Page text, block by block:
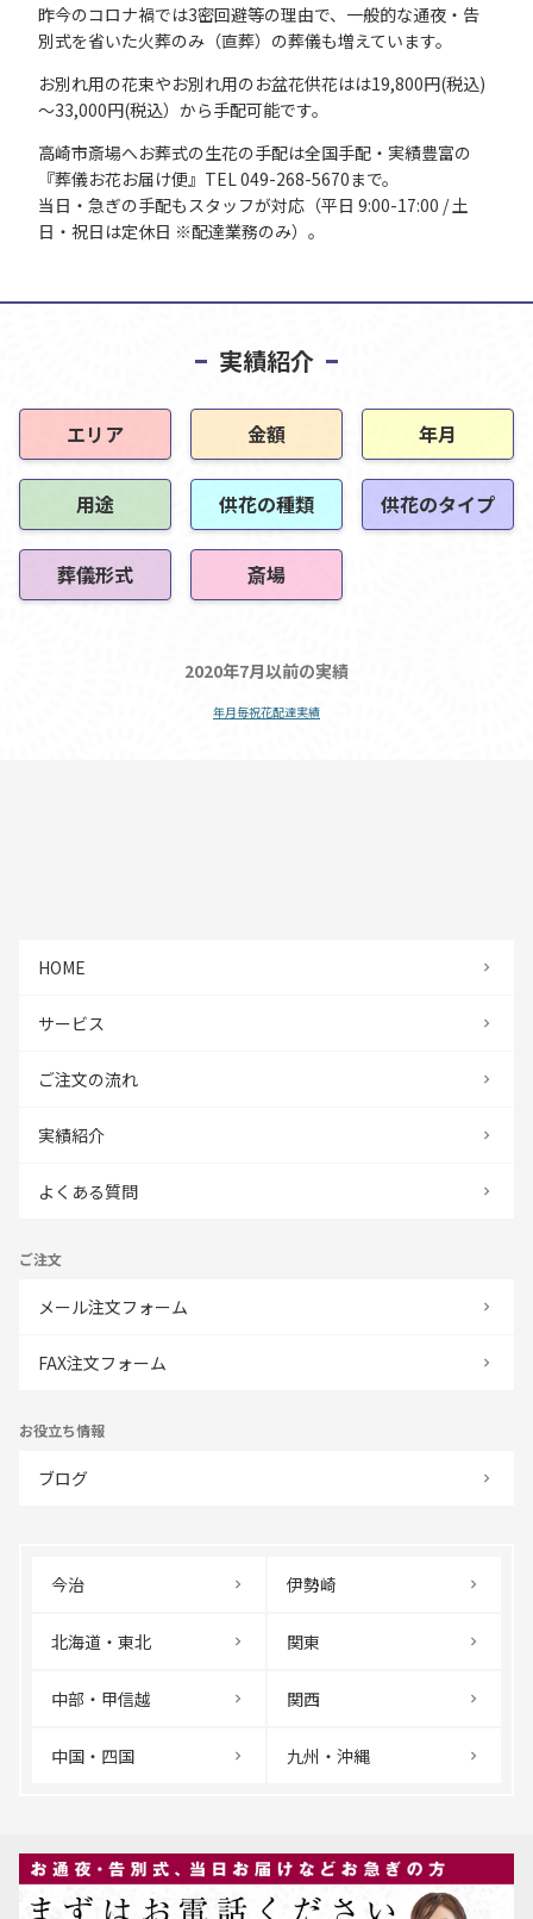
昨今のコロナ禍では3密回避等の理由で、一般的な通夜・告
別式を省いた火葬のみ（直葬）の葬儀も増えています。
お別れ用の花束やお別れ用のお盆花供花はは19,800円(税込)
～33,000円(税込）から手配可能です。
高崎市斎場へお葬式の生花の手配は全国手配・実績豊富の
『葬儀お花お届け便』TEL 049-268-5670まで。
当日・急ぎの手配もスタッフが対応（平日 9:00-17:00 / 土
日・祝日は定休日 ※配達業務のみ）。
実績紹介
エリア 金額 年月
用途 供花の種類 供花のタイプ
葬儀形式 斎場
2020年7月以前の実績
年月毎祝花配達実績
HOME
サービス
ご注文の流れ
実績紹介
よくある質問
ご注文
メール注文フォーム
FAX注文フォーム
お役立ち情報
ブログ
今治 伊勢崎
北海道・東北 関東
中部・甲信越 関西
中国・四国 九州・沖縄